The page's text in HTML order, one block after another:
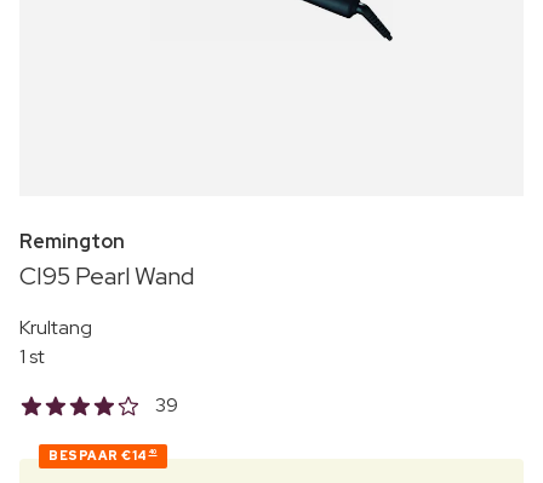
Remington
CI95 Pearl Wand
Krultang
1 st
39
BESPAAR €14 40